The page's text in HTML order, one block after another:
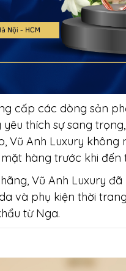
cấp các dòng sản
thích sự sang
Vũ Anh Luxury
hàng trước khi đến
Vũ Anh Luxury
và phụ kiện thời
từ Nga.